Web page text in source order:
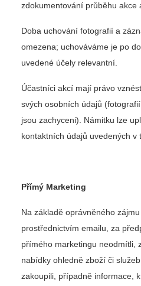
zdokumentování průběhu akce
Doba uchování fotografií a
omezena; uchováváme je po
uvedené účely relevantní.
Účastníci akcí mají právo
svých osobních údajů
jsou zachyceni). Námitku lze
kontaktních údajů uvedených v
Přímý Marketing
Na základě oprávněného
prostřednictvím emailu, za
přímého marketingu neodmítli,
nabídky ohledně zboží či
zakoupili, případně informace,